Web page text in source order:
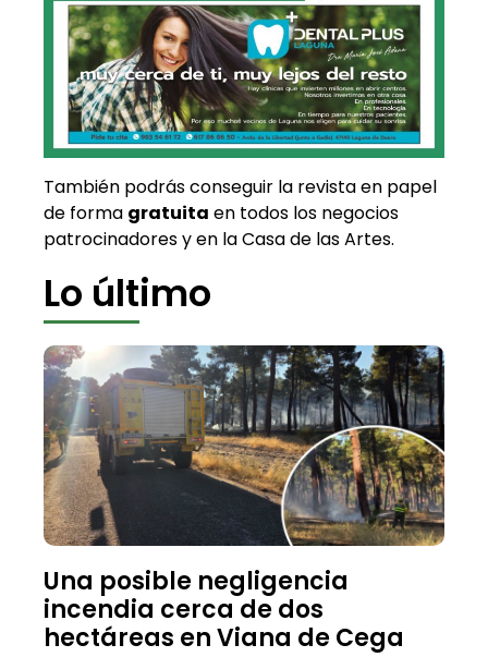
También podrás conseguir la revista en papel
de forma gratuita en todos los negocios
patrocinadores y en la Casa de las Artes.
Lo último
Una posible negligencia
incendia cerca de dos
hectáreas en Viana de Cega